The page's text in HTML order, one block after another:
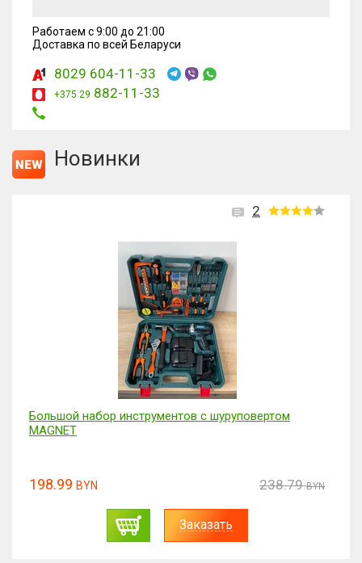
Работаем с 9:00 до 21:00
Доставка по всей Беларуси
8029 604-11-33
+375 29 882-11-33
Новинки
2
Большой набор инструментов с шуруповертом
MAGNET
198.99 BYN 238.79 BYN
Заказать